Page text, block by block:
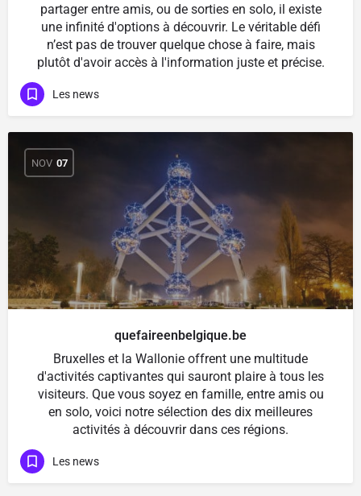
partager entre amis, ou de sorties en solo, il existe
une infinité d'options à découvrir. Le véritable défi
n’est pas de trouver quelque chose à faire, mais
plutôt d'avoir accès à l'information juste et précise.
Les news
NOV 07
quefaireenbelgique.be
Bruxelles et la Wallonie offrent une multitude
d'activités captivantes qui sauront plaire à tous les
visiteurs. Que vous soyez en famille, entre amis ou
en solo, voici notre sélection des dix meilleures
activités à découvrir dans ces régions.
Les news